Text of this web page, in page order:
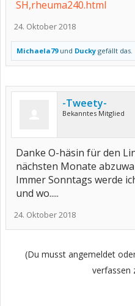
SH,rheuma240.html
24. Oktober 2018
Michaela79und Ducky gefällt das.
-Tweety-
Bekanntes Mitglied
Danke O-häsin für den
nächsten Monate
Immer Sonntags werde
und wo.....
24. Oktober 2018
(Du musst angemeldet
verfassen